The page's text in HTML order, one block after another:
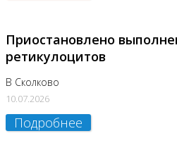
Приостановлено
ретикулоцитов
В Сколково
10.07.2026
Подробнее